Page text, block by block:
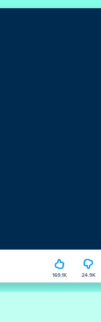
169.1K 24.9K